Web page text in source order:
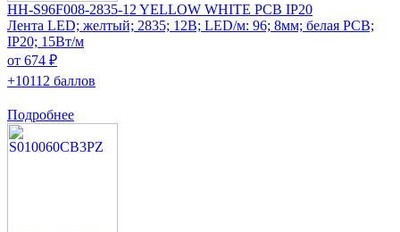
HH-S96F008-2835-12 YELLOW WHITE PCB IP20
Лента LED; желтый; 2835; 12В; LED/м: 96; 8мм; белая PCB;
IP20; 15Вт/м
от 674 ₽
+10112 баллов
Подробнее